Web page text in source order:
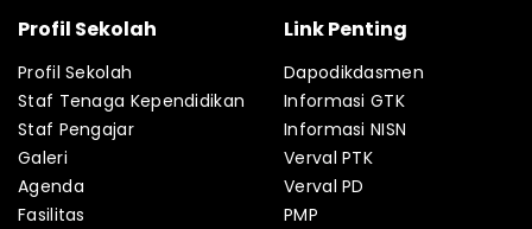
Profil Sekolah
Profil Sekolah
Staf Tenaga Kependidikan
Staf Pengajar
Galeri
Agenda
Fasilitas
Link Penting
Dapodikdasmen
Informasi GTK
Informasi NISN
Verval PTK
Verval PD
PMP